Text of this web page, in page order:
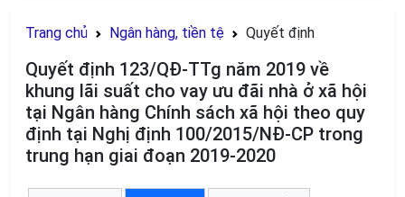
Trang chủ Ngân hàng, tiền tệ Quyết định
Quyết định 123/QĐ-TTg năm 2019 về
khung lãi suất cho vay ưu đãi nhà ở xã hội
tại Ngân hàng Chính sách xã hội theo quy
định tại Nghị định 100/2015/NĐ-CP trong
trung hạn giai đoạn 2019-2020